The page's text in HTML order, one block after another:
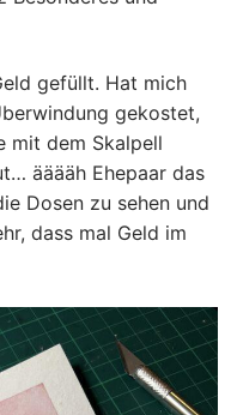
gefüllt. Hat mich
gekostet,
mit dem Skalpell
ääääh Ehepaar das
Dosen zu sehen und
dass mal Geld im